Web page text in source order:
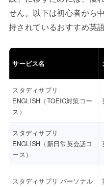
せん。以下は初心者から
持されているおすすめ英
サービス名
スタディサプリ
ENGLISH（TOEIC対策コー
ス）
スタディサプリ
ENGLISH（新日常英会話コ
ース）
スタディサプリ パーソナル